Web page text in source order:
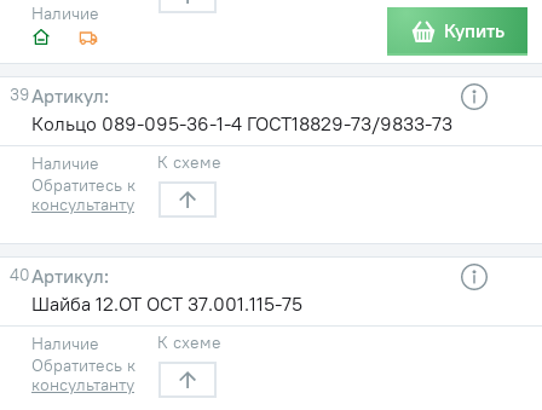
Наличие
Купить
39
Кольцо 089-095-36-1-4 ГОСТ18829-73/9833-73
Наличие
Обратитесь к
консультанту
К схеме
40
Шайба 12.ОТ ОСТ 37.001.115-75
Наличие
Обратитесь к
консультанту
К схеме